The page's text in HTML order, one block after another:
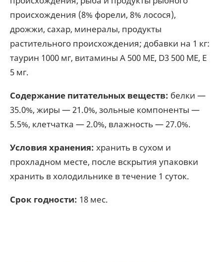
происхождения (8% форели, 8% лосося),
дрожжи, сахар, минералы, продукты
растительного происхождения; добавки на 1 кг:
таурин 1000 мг, витамины А 500 ME, D3 500 ME, E
5 мг.
Содержание питательных веществ: белки —
35.0%, жиры — 21.0%, зольные компоненты —
5.5%, клетчатка — 2.0%, влажность — 27.0%.
Условия хранения: хранить в сухом и
прохладном месте, после вскрытия упаковки
хранить в холодильнике в течение 1 суток.
Срок годности: 18 мес.